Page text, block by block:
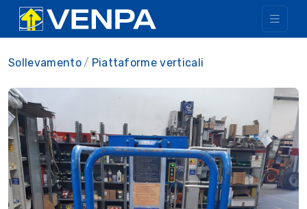
Sollevamento Piattaforme verticali